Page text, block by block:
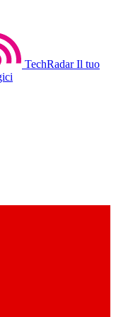
TechRadar Il tuo